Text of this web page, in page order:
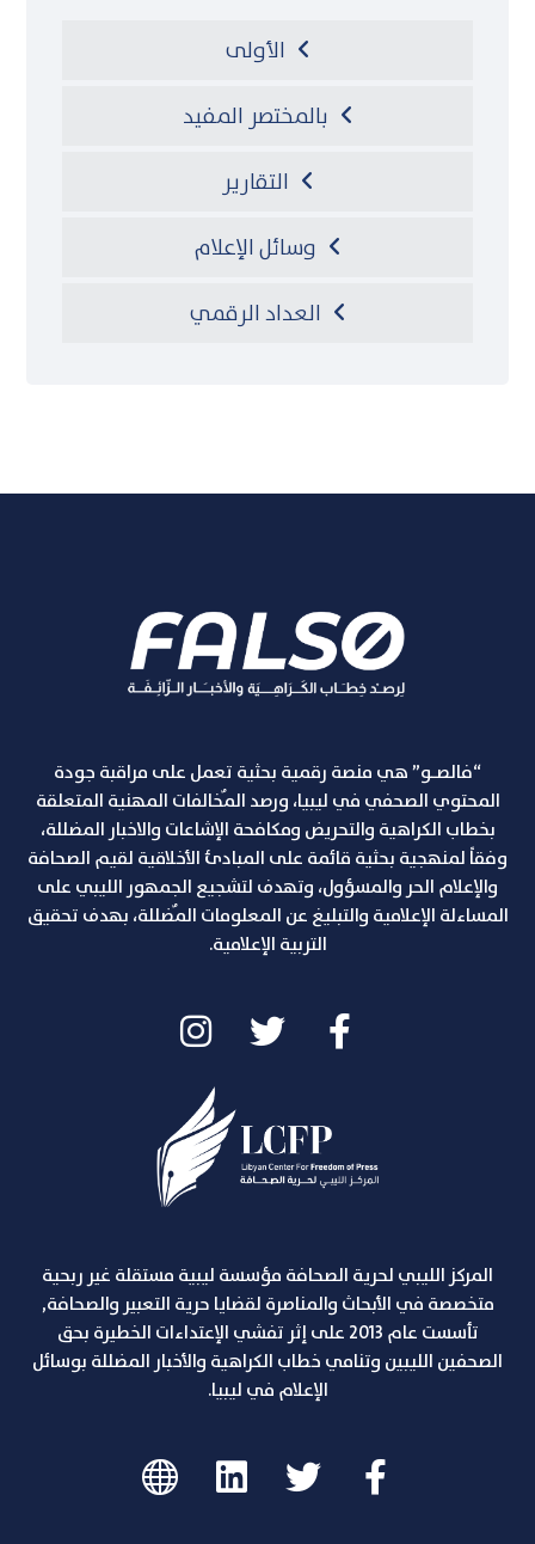
الأولى
بالمختصر المفيد
التقارير
وسائل الإعلام
العداد الرقمي
“فالصـو” هي منصة رقمية بحثية تعمل على مراقبة جودة
المحتوي الصحفي في ليبيا، ورصد المٌخالفات المهنية المتعلقة
بخطاب الكراهية والتحريض ومكافحة الإشاعات والاخبار المضللة،
وفقاً لمنهجية بحثية قائمة على المبادئ الأخلاقية لقيم الصحافة
والإعلام الحر والمسؤول، وتهدف لتشجيع الجمهور الليبي على
المساءلة الإعلامية والتبليغ عن المعلومات المٌضللة، بهدف تحقيق
التربية الإعلامية.
المركز الليبي لحرية الصحافة مؤسسة ليبية مستقلة غير ربحية
متخصصة في الأبحاث والمناصرة لقضايا حرية التعبير والصحافة,
تأسست عام 2013 على إثر تفشي الإعتداءات الخطيرة بحق
الصحفين الليبين وتنامي خطاب الكراهية والأخبار المضللة بوسائل
الإعلام في ليبيا.